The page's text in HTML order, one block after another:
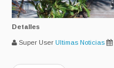
Detalles
Super User Ultimas Noticias